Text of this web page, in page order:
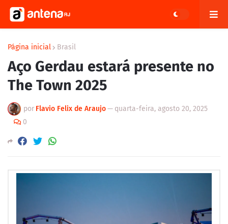
Página inicial Brasil
Aço Gerdau estará presente no
The Town 2025
por Flavio Felix de Araujo— quarta-feira, agosto 20, 2025
0